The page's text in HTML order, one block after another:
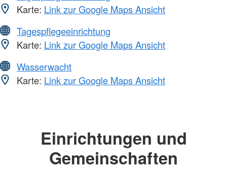
Karte: Link zur Google Maps Ansicht
Tagespflegeeinrichtung
Karte: Link zur Google Maps Ansicht
Wasserwacht
Karte: Link zur Google Maps Ansicht
Einrichtungen und
Gemeinschaften